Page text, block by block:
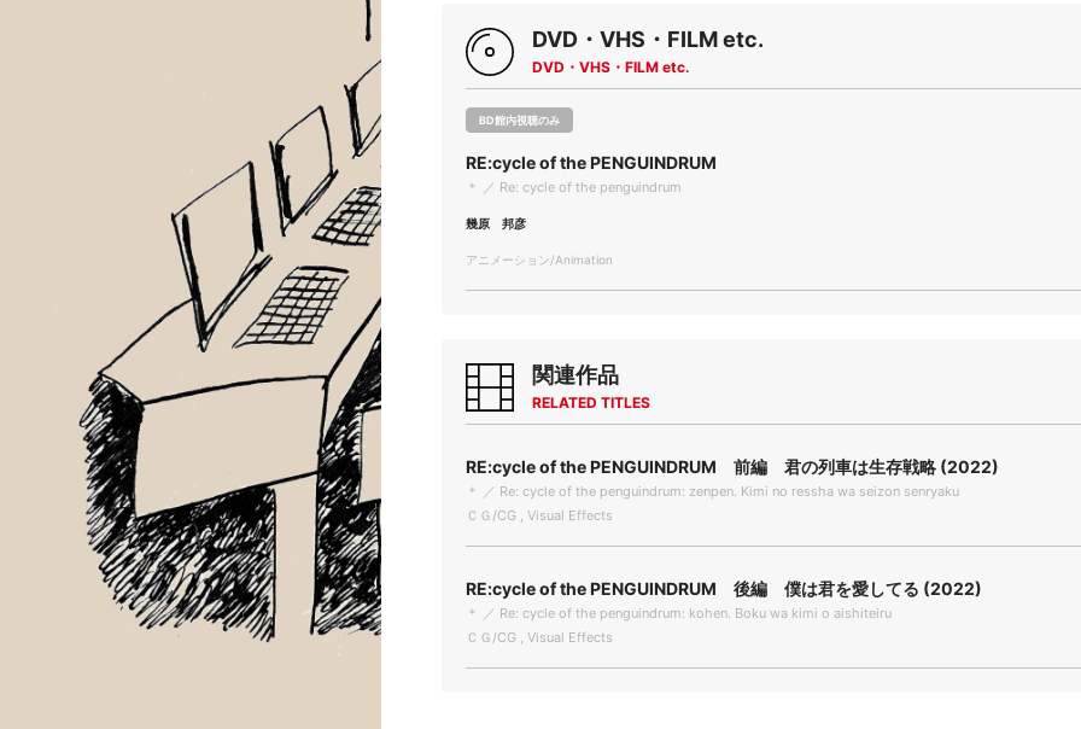
DVD・VHS・FILM etc.
DVD・VHS・FILM etc.
BD館内視聴のみ
RE:cycle of the PENGUINDRUM
＊ ／ Re: cycle of the penguindrum
幾原 邦彦
アニメーション/Animation
関連作品
RELATED TITLES
RE:cycle of the PENGUINDRUM 前編 君の列車は生存戦略 (2022)
＊ ／ Re: cycle of the penguindrum: zenpen. Kimi no ressha wa seizon senryaku
ＣＧ/CG , Visual Effects
RE:cycle of the PENGUINDRUM 後編 僕は君を愛してる (2022)
＊ ／ Re: cycle of the penguindrum: kohen. Boku wa kimi o aishiteiru
ＣＧ/CG , Visual Effects